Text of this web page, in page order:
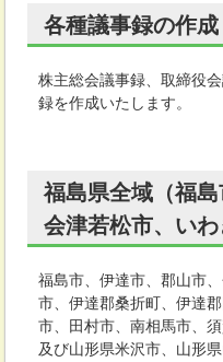
各種議事録の作成
株主総会議事録、取締役
録を作成いたします。
福島県全域（福島
会津若松市、い
福島市、伊達市、郡山市
市、伊達郡桑折町、伊達
市、田村市、南相馬市、
及び山形県米沢市、山形